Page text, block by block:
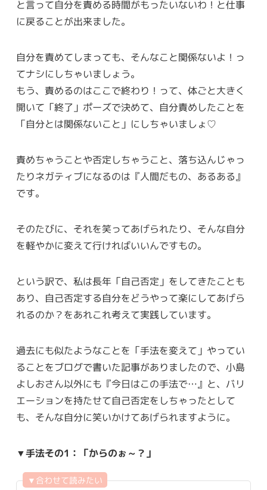
と言って自分を責める時間がもったいないわ！と仕事
に戻ることが出来ました。
自分を責めてしまっても、そんなこと関係ないよ！っ
てナシにしちゃいましょう。
もう、責めるのはここで終わり！って、体ごと大きく
開いて「終了」ポーズで決めて、自分責めしたことを
「自分とは関係ないこと」にしちゃいましょ♡
責めちゃうことや否定しちゃうこと、落ち込んじゃっ
たりネガティブになるのは『人間だもの、あるある』
です。
そのたびに、それを笑ってあげられたり、そんな自分
を軽やかに変えて行ければいいんですもの。
という訳で、私は長年「自己否定」をしてきたことも
あり、自己否定する自分をどうやって楽にしてあげら
れるのか？をあれこれ考えて実践しています。
過去にも似たようなことを「手法を変えて」やってい
ることをブログで書いた記事がありましたので、小島
よしおさん以外にも『今日はこの手法で…』と、バリ
エーションを持たせて自己否定をしちゃったとして
も、そんな自分に笑いかけてあげられますように。
▼手法その1：「からのぉ～？」